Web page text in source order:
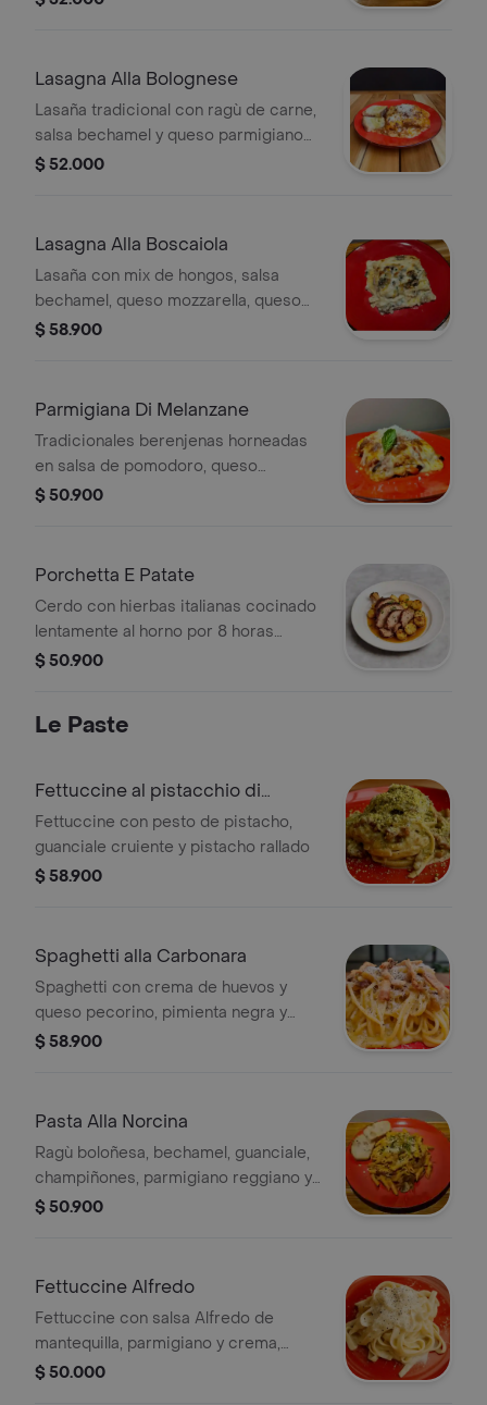
pan artesenal.
Lasagna Alla Bolognese
Lasaña tradicional con ragù de carne,
salsa bechamel y queso parmigiano
reggiano. Incluye pan.
$ 52.000
Lasagna Alla Boscaiola
Lasaña con mix de hongos, salsa
bechamel, queso mozzarella, queso
parmigiano reggiano, queso
$ 58.900
Parmigiana Di Melanzane
Tradicionales berenjenas horneadas
en salsa de pomodoro, queso
mozzarella, queso parmigiano
$ 50.900
Porchetta E Patate
Cerdo con hierbas italianas cocinado
lentamente al horno por 8 horas
segùn la tradiciòn de roma,
$ 50.900
Le Paste
Fettuccine al pistacchio di
montagna
Fettuccine con pesto de pistacho,
guanciale cruiente y pistacho rallado
$ 58.900
Spaghetti alla Carbonara
Spaghetti con crema de huevos y
queso pecorino, pimienta negra y
guanciale cruiente.
$ 58.900
Pasta Alla Norcina
Ragù boloñesa, bechamel, guanciale,
champiñones, parmigiano reggiano y
perejil.
$ 50.900
Fettuccine Alfredo
Fettuccine con salsa Alfredo de
mantequilla, parmigiano y crema,
decorado con pimienta negra.
$ 50.000